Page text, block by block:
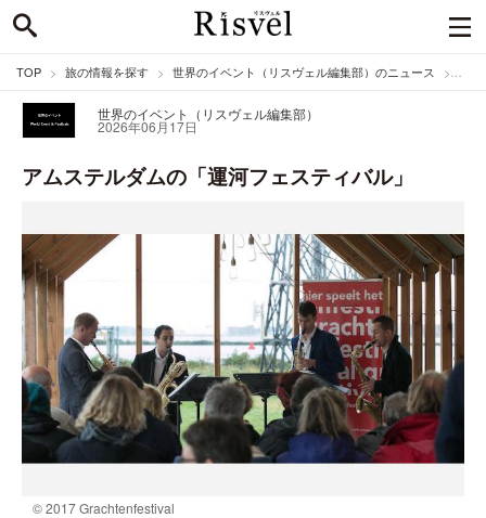
TOP 旅の情報を探す 世界のイベント（リスヴェル編集部）のニュース
世界のイベント（リスヴェル編集部）
2026年06月17日
アムステルダムの「運河フェスティバル」
© 2017 Grachtenfestival